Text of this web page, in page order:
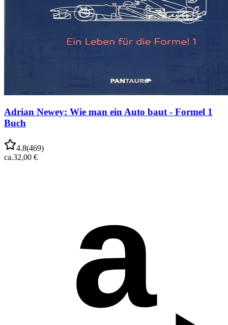
Adrian Newey: Wie man ein Auto baut - Formel 1
Buch
4.8(469)
ca.32,00 €
a